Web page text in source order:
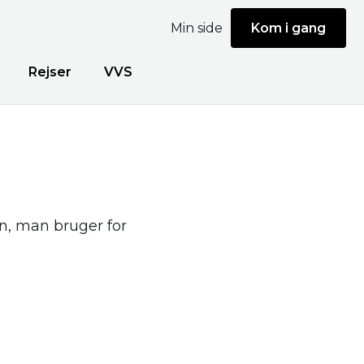
Rejser VVS
Min side Kom i gang
man bruger for